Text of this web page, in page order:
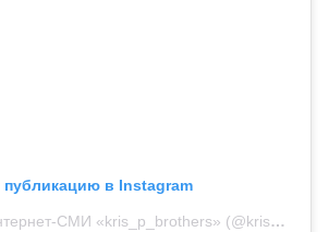
публикацию в Instagram
Публикация от интернет-СМИ «kris_p_brothers» (@kris_p_brothers_official)